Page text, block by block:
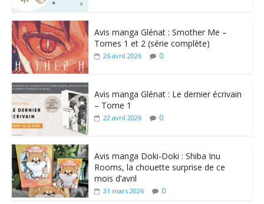
Avis manga Glénat : Smother Me –
Tomes 1 et 2 (série complète)
26 avril 2026 0
Avis manga Glénat : Le dernier écrivain
– Tome 1
22 avril 2026 0
Avis manga Doki-Doki : Shiba Inu
Rooms, la chouette surprise de ce
mois d’avril
31 mars 2026 0